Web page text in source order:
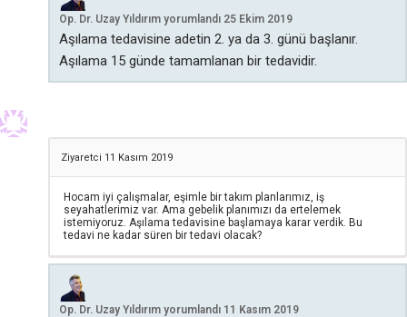
Op. Dr. Uzay Yıldırım yorumlandı 25 Ekim 2019
Aşılama tedavisine adetin 2. ya da 3. günü başlanır.
Aşılama 15 günde tamamlanan bir tedavidir.
Ziyaretci 11 Kasım 2019
Hocam iyi çalışmalar, eşimle bir takım planlarımız, iş
seyahatlerimiz var. Ama gebelik planımızı da ertelemek
istemiyoruz. Aşılama tedavisine başlamaya karar verdik. Bu
tedavi ne kadar süren bir tedavi olacak?
Op. Dr. Uzay Yıldırım yorumlandı 11 Kasım 2019